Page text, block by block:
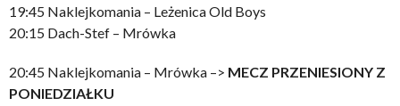
19:45 Naklejkomania – Leżenica Old Boys
20:15 Dach-Stef – Mrówka
20:45 Naklejkomania – Mrówka –> MECZ PRZENIESIONY Z
PONIEDZIAŁKU